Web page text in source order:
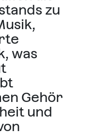
zu
was
Gehör
und